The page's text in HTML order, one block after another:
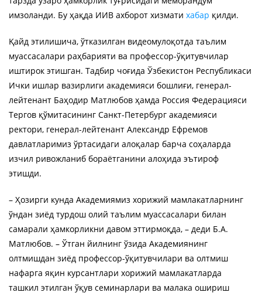
имзоланди. Бу ҳақда ИИВ ахборот хизмати хабар қилди.
Қайд этилишича, ўтказилган видеомулоқотда таълим
муассасалари раҳбарияти ва профессор-ўқитувчилар
иштирок этишган. Тадбир чоғида Ўзбекистон Республикаси
Ички ишлар вазирлиги академияси бошлиғи, генерал-
лейтенант Баҳодир Матлюбов ҳамда Россия Федерацияси
Тергов қўмитасининг Санкт-Петербург академияси
ректори, генерал-лейтенант Александр Ефремов
давлатларимиз ўртасидаги алоқалар барча соҳаларда
изчил ривожланиб бораётганини алоҳида эътироф
этишди.
– Ҳозирги кунда Академиямиз хорижий мамлакатларнинг
ўндан зиёд турдош олий таълим муассасалари билан
самарали ҳамкорликни давом эттирмоқда, – деди Б.А.
Матлюбов. – Ўтган йилнинг ўзида Академиянинг
олтмишдан зиёд профессор-ўқитувчилари ва олтмиш
нафарга яқин курсантлари хорижий мамлакатларда
ташкил этилган ўқув семинарлари ва малака ошириш